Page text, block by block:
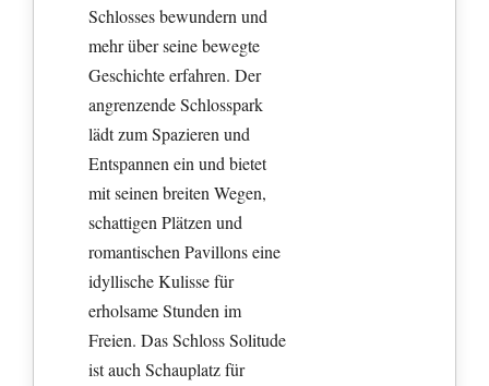
Schlosses bewundern und
mehr über seine bewegte
Geschichte erfahren. Der
angrenzende Schlosspark
lädt zum Spazieren und
Entspannen ein und bietet
mit seinen breiten Wegen,
schattigen Plätzen und
romantischen Pavillons eine
idyllische Kulisse für
erholsame Stunden im
Freien. Das Schloss Solitude
ist auch Schauplatz für